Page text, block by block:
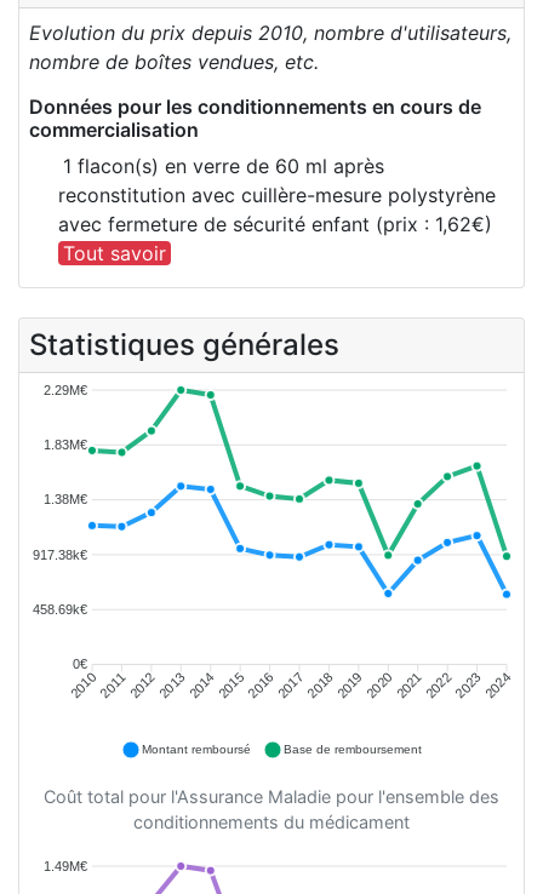
Evolution du prix depuis 2010, nombre d'utilisateurs,
nombre de boîtes vendues, etc.
Données pour les conditionnements en cours de
commercialisation
1 flacon(s) en verre de 60 ml après
reconstitution avec cuillère-mesure polystyrène
avec fermeture de sécurité enfant (prix : 1,62€)
Tout savoir
Statistiques générales
2.29M€
1.83M€
1.38M€
917.38k€
458.69k€
0€
201020112012201320142015201620172018201920202021202220232024
Montant remboursé Base de remboursement
Coût total pour l'Assurance Maladie pour l'ensemble des
conditionnements du médicament
1.49M€